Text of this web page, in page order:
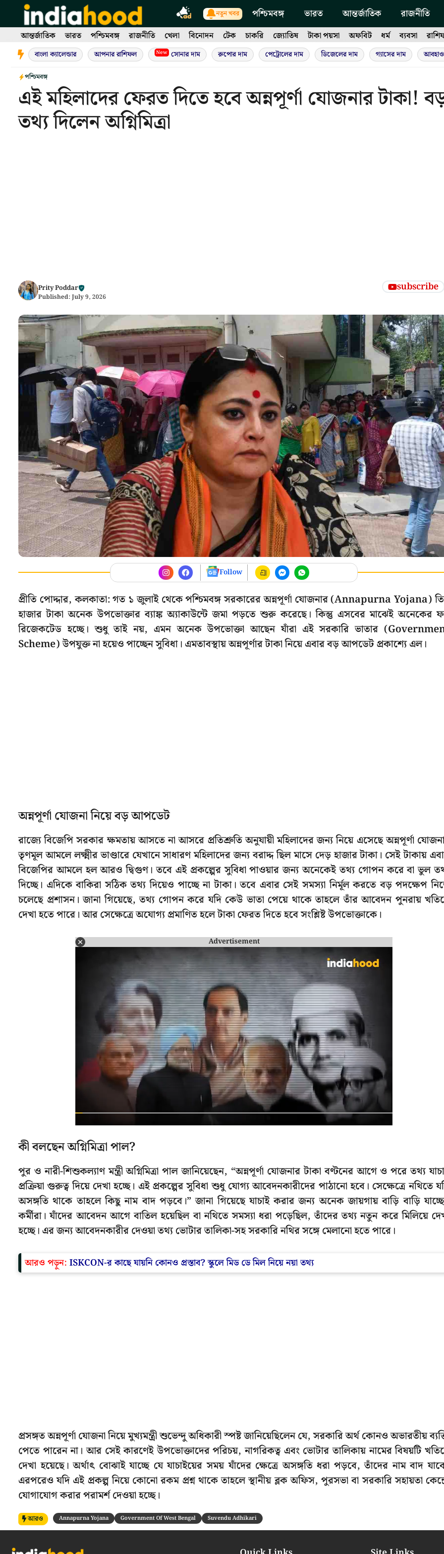
content
নতুন খবর পশ্চিমবঙ্গ ভারত আন্তর্জাতিক রাজনীতি
আন্তর্জাতিক ভারত পশ্চিমবঙ্গ রাজনীতি খেলা বিনোদন টেক চাকরি জ্যোতিষ টাকা পয়সা অফবিট ধর্ম ব্যবসা
বাংলা ক্যালেন্ডার আপনার রাশিফল New সোনার দাম রুপোর দাম পেট্রোলের দাম ডিজেলের দাম গ্যাসের দাম
পশ্চিমবঙ্গ
এই মহিলাদের ফেরত দিতে হবে অন্নপূর্ণা যোজনার টাকা!
তথ্য দিলেন অগ্নিমিত্রা
Prity Poddar
Published: July 9, 2026
subscribe
Follow
প্রীতি পোদ্দার, কলকাতা: গত ১ জুলাই থেকে পশ্চিমবঙ্গ সরকারের অন্নপূর্ণা যোজনার (Annapurna Yojana)
হাজার টাকা অনেক উপভোক্তার ব্যাঙ্ক অ্যাকাউন্টে জমা পড়তে শুরু করেছে। কিন্তু এসবের মাঝেই অনেকের
রিজেকটেড হচ্ছে। শুধু তাই নয়, এমন অনেক উপভোক্তা আছেন যাঁরা এই সরকারি ভাতার
Scheme) উপযুক্ত না হয়েও পাচ্ছেন সুবিধা। এমতাবস্থায় অন্নপূর্ণার টাকা নিয়ে এবার বড় আপডেট প্রকাশ্যে এল।
অন্নপূর্ণা যোজনা নিয়ে বড় আপডেট
রাজ্যে বিজেপি সরকার ক্ষমতায় আসতে না আসরে প্রতিশ্রুতি অনুযায়ী মহিলাদের জন্য নিয়ে এসেছে অন্নপূর্ণা
তৃণমূল আমলে লক্ষ্মীর ভাণ্ডারে যেখানে সাধারণ মহিলাদের জন্য বরাদ্দ ছিল মাসে দেড় হাজার টাকা। সেই টাকায়
বিজেপির আমলে হল আরও দ্বিগুণ। তবে এই প্রকল্পের সুবিধা পাওয়ার জন্য অনেকেই তথ্য গোপন করে বা ভুল
দিচ্ছে। এদিকে বাকিরা সঠিক তথ্য দিয়েও পাচ্ছে না টাকা। তবে এবার সেই সমস্যা নির্মূল করতে বড় পদক্ষেপ
চলেছে প্রশাসন। জানা গিয়েছে, তথ্য গোপন করে যদি কেউ ভাতা পেয়ে থাকে তাহলে তাঁর আবেদন পুনরায়
দেখা হতে পারে। আর সেক্ষেত্রে অযোগ্য প্রমাণিত হলে টাকা ফেরত দিতে হবে সংশ্লিষ্ট উপভোক্তাকে।
Advertisement
কী বলছেন অগ্নিমিত্রা পাল?
পুর ও নারী-শিশুকল্যাণ মন্ত্রী অগ্নিমিত্রা পাল জানিয়েছেন, “অন্নপূর্ণা যোজনার টাকা বণ্টনের আগে ও পরে তথ্য
প্রক্রিয়া গুরুত্ব দিয়ে দেখা হচ্ছে। এই প্রকল্পের সুবিধা শুধু যোগ্য আবেদনকারীদের পাঠানো হবে। সেক্ষেত্রে নথিতে
অসঙ্গতি থাকে তাহলে কিছু নাম বাদ পড়বে।” জানা গিয়েছে যাচাই করার জন্য অনেক জায়গায় বাড়ি বাড়ি
কর্মীরা। যাঁদের আবেদন আগে বাতিল হয়েছিল বা নথিতে সমস্যা ধরা পড়েছিল, তাঁদের তথ্য নতুন করে মিলিয়ে
হচ্ছে। এর জন্য আবেদনকারীর দেওয়া তথ্য ভোটার তালিকা-সহ সরকারি নথির সঙ্গে মেলানো হতে পারে।
আরও পড়ুন: ISKCON-র কাছে যায়নি কোনও প্রস্তাব? স্কুলে মিড ডে মিল নিয়ে নয়া তথ্য
প্রসঙ্গত অন্নপূর্ণা যোজনা নিয়ে মুখ্যমন্ত্রী শুভেন্দু অধিকারী স্পষ্ট জানিয়েছিলেন যে, সরকারি অর্থ কোনও অভারতীয়
পেতে পারেন না। আর সেই কারণেই উপভোক্তাদের পরিচয়, নাগরিকত্ব এবং ভোটার তালিকায় নামের বিষয়টি
দেখা হয়েছে। অর্থাৎ বোঝাই যাচ্ছে যে যাচাইয়ের সময় যাঁদের ক্ষেত্রে অসঙ্গতি ধরা পড়বে, তাঁদের নাম বাদ
এরপরেও যদি এই প্রকল্প নিয়ে কোনো রকম প্রশ্ন থাকে তাহলে স্থানীয় ব্লক অফিস, পুরসভা বা সরকারি সহায়তা
যোগাযোগ করার পরামর্শ দেওয়া হচ্ছে।
আরও Annapurna Yojana Government Of West Bengal Suvendu Adhikari